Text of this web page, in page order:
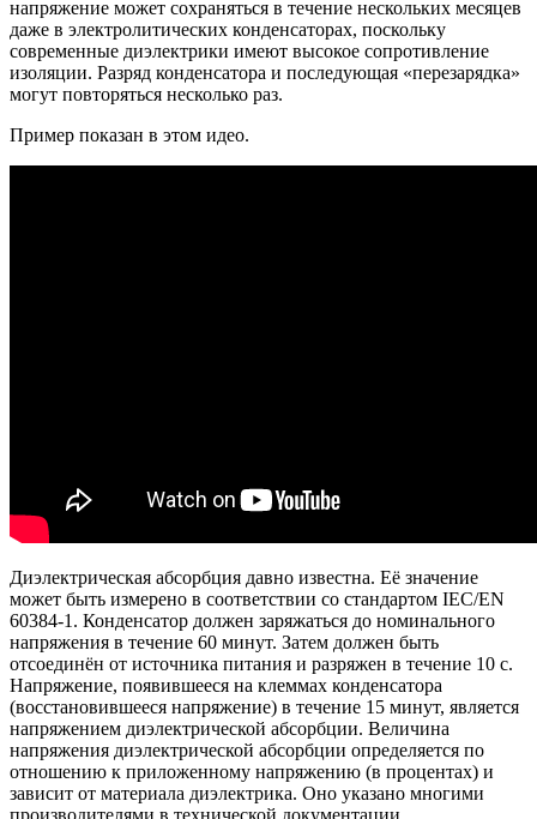
напряжение может сохраняться в течение нескольких месяцев
даже в электролитических конденсаторах, поскольку
современные диэлектрики имеют высокое сопротивление
изоляции. Разряд конденсатора и последующая «перезарядка»
могут повторяться несколько раз.
Пример показан в этом идео.
Диэлектрическая абсорбция давно известна. Её значение
может быть измерено в соответствии со стандартом IEC/EN
60384-1. Конденсатор должен заряжаться до номинального
напряжения в течение 60 минут. Затем должен быть
отсоединён от источника питания и разряжен в течение 10 с.
Напряжение, появившееся на клеммах конденсатора
(восстановившееся напряжение) в течение 15 минут, является
напряжением диэлектрической абсорбции. Величина
напряжения диэлектрической абсорбции определяется по
отношению к приложенному напряжению (в процентах) и ​​
зависит от материала диэлектрика. Оно указано многими
производителями в технической документации.